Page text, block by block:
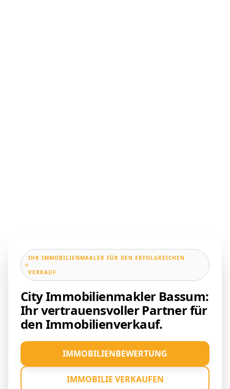
IHR IMMOBILIENMAKLER FÜR DEN ERFOLGREICHEN
VERKAUF
City Immobilienmakler Bassum:
Ihr vertrauensvoller Partner für
den Immobilienverkauf.
IMMOBILIENBEWERTUNG
IMMOBILIE VERKAUFEN